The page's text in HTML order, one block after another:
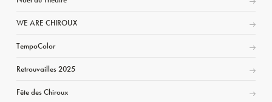
WE ARE CHIROUX
TempoColor
Retrouvailles 2025
Fête des Chiroux